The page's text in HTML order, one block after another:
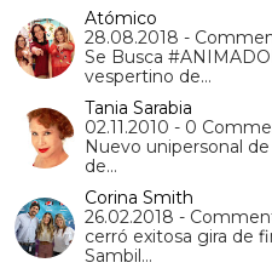
Atómico
28.08.2018 -
Se Busca
vespertino de…
Tania Sarabia
02.11.2010 - 0
Nuevo unipersonal
de…
Corina Smith
26.02.2018 -
cerró exitosa gira de
Sambil…